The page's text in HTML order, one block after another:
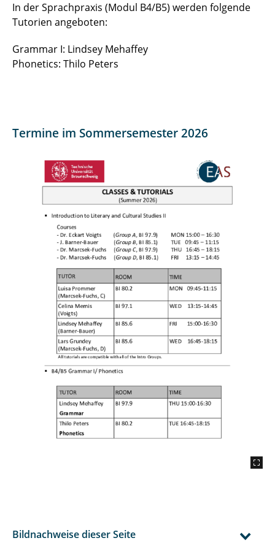
In der Sprachpraxis (Modul B4/B5) werden folgende
Tutorien angeboten:
Grammar I: Lindsey Mehaffey
Phonetics: Thilo Peters
Termine im Sommersemester 2026
Bildnachweise dieser Seite